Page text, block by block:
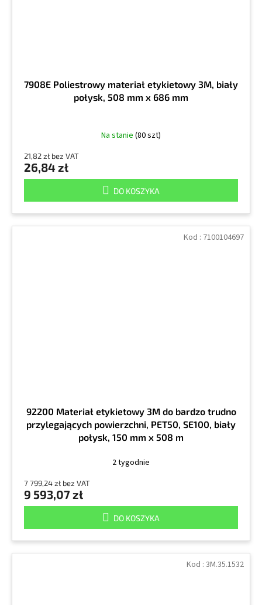
7908E Poliestrowy materiał etykietowy 3M, biały
połysk, 508 mm x 686 mm
Na stanie (80 szt)
21,82 zł bez VAT
26,84 zł
DO KOSZYKA
92200 Materiał etykietowy 3M do bardzo trudno
przylegających powierzchni, PET50, SE100, biały
połysk, 150 mm x 508 m
2 tygodnie
7 799,24 zł bez VAT
9 593,07 zł
DO KOSZYKA
Kod : 7100104697
Kod : 3M.35.1532